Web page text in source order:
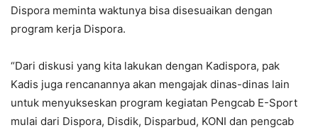
Dispora meminta waktunya bisa disesuaikan dengan
program kerja Dispora.
“Dari diskusi yang kita lakukan dengan Kadispora, pak
Kadis juga rencanannya akan mengajak dinas-dinas lain
untuk menyukseskan program kegiatan Pengcab E-Sport
mulai dari Dispora, Disdik, Disparbud, KONI dan pengcab